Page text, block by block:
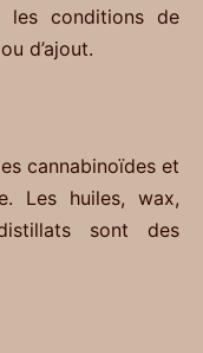
les conditions de
d’ajout.
cannabinoïdes et
Les huiles, wax,
sont des